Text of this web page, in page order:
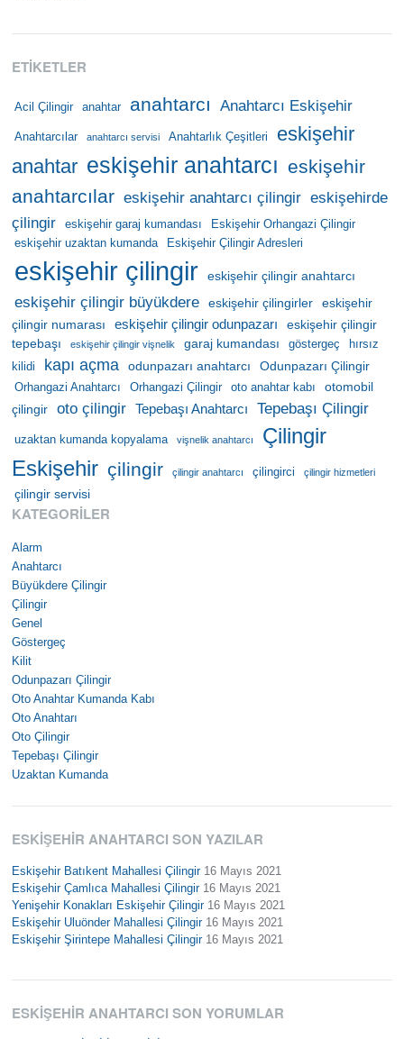
ETIKETLER
Acil Çilingir anahtar anahtarcı Anahtarcı Eskişehir
Anahtarcılar anahtarcı servisi Anahtarlık Çeşitleri
eskişehir
anahtar eskişehir anahtarcı eskişehir
anahtarcılar eskişehir anahtarcı çilingir eskişehirde
çilingir
eskişehir garaj kumandası
Eskişehir Orhangazi Çilingir
eskişehir uzaktan kumanda
Eskişehir Çilingir Adresleri
eskişehir çilingir eskişehir çilingir anahtarcı
eskişehir çilingir büyükdere eskişehir çilingirler
eskişehir
çilingir numarası
eskişehir çilingir odunpazarı
eskişehir çilingir
tepebaşı
eskişehir çilingir vişnelik garaj kumandası göstergeç
hırsız
kilidi
kapı açma odunpazarı anahtarcı Odunpazarı Çilingir
Orhangazi Anahtarcı Orhangazi Çilingir oto anahtar kabı
otomobil
çilingir
oto çilingir Tepebaşı Anahtarcı Tepebaşı Çilingir
uzaktan kumanda kopyalama vişnelik anahtarcı
Çilingir
Eskişehir çilingir çilingir anahtarcı çilingirci çilingir hizmetleri
çilingir servisi
KATEGORILER
Alarm
Anahtarcı
Büyükdere Çilingir
Çilingir
Genel
Göstergeç
Kilit
Odunpazarı Çilingir
Oto Anahtar Kumanda Kabı
Oto Anahtarı
Oto Çilingir
Tepebaşı Çilingir
Uzaktan Kumanda
ESKIŞEHIR ANAHTARCI SON YAZILAR
Eskişehir Batıkent Mahallesi Çilingir 16 Mayıs 2021
Eskişehir Çamlıca Mahallesi Çilingir 16 Mayıs 2021
Yenişehir Konakları Eskişehir Çilingir 16 Mayıs 2021
Eskişehir Uluönder Mahallesi Çilingir 16 Mayıs 2021
Eskişehir Şirintepe Mahallesi Çilingir 16 Mayıs 2021
ESKIŞEHIR ANAHTARCI SON YORUMLAR